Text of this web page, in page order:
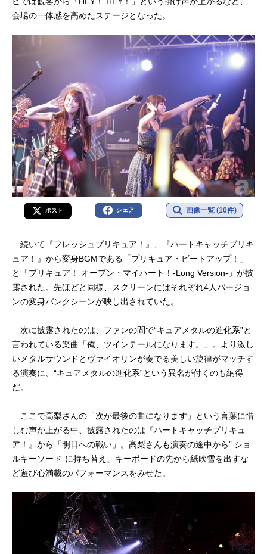
会場の一体感を高めたステージとなった。
ポスト シェア 画像一覧 (10件)
続いて『フレッシュプリキュア！』、『ハートキャッチプリキ
ュア！』から変身BGMである「プリキュア・ビートアップ！」
と「プリキュア！ オープン・マイハート！-Long Version-」が披
露された。先ほどと同様、スクリーンにはそれぞれ4人バージョ
ンの変身バンクシーンが映し出されていた。
次に披露されたのは、ファンの間で“キュアメタルの進化系”と
言われている楽曲「俺、ツインテールになります。」。より激し
いメタルサウンドとヴァイオリンが奏でる美しい旋律がマッチす
る演奏に、“キュアメタルの進化系”という異名が付くのも納得
だ。
ここで高梨さんの「次が最後の曲になります」という言葉に惜
しむ声が上がる中、披露されたのは『ハートキャッチプリキュ
ア！』から「明日への戦い」。高梨さんも演奏の途中から” ショ
ルキーソード”に持ち替え、キーボードの先から紙吹雪を出すな
ど遊び心満載のパフォーマンスをみせた。